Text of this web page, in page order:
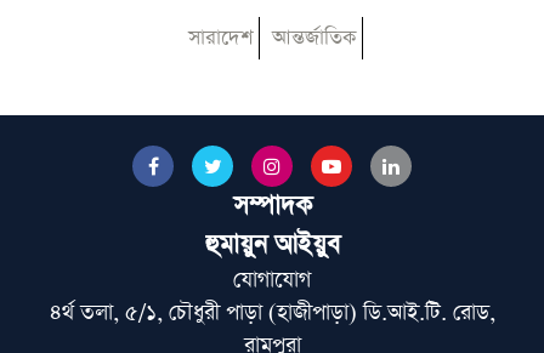
হেজবুত তাওহীদ কেন ভ্রান্ত, কী তাদের আকিদা
আজ ঢাকায় আসছেন দেওবন্দের মুহতামিম, জেনে
মুআসসাসা ইলমিয়্যাহ বাংলাদেশের উদ্যোগে বিশেষ
সারাদেশ আন্তর্জাতিক
সম্পাদক
হুমায়ুন আইয়ুব
যোগাযোগ
৪র্থ তলা, ৫/১, চৌধুরী পাড়া (হাজীপাড়া) ডি.আই.টি. রোড,
রামপুরা